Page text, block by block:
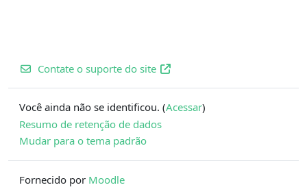
Contate o suporte do site
Você ainda não se identificou. (Acessar)
Resumo de retenção de dados
Mudar para o tema padrão
Fornecido por Moodle